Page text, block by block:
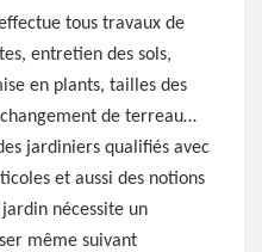
tous travaux de
entretien des sols,
en plants, tailles des
de terreau…
jardiniers qualifiés avec
et aussi des notions
nécessite un
même suivant